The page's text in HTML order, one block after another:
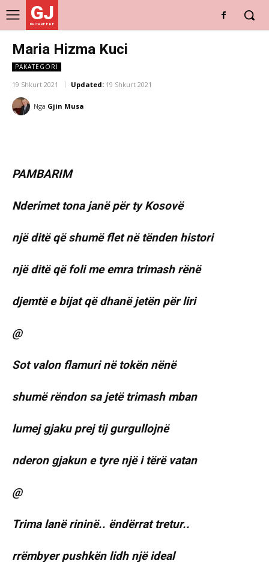
GJ
DRITARE E RE
Maria Hizma Kuci
PAKATEGORI
19 Shkurt 2021 Updated: 19 Shkurt 2021
Nga Gjin Musa
PAMBARIM
Nderimet tona janë për ty Kosovë
një ditë që shumë flet në tënden histori
një ditë që foli me emra trimash rënë
djemtë e bijat që dhanë jetën për liri
@
Sot valon flamuri në tokën nënë
shumë rëndon sa jetë trimash mban
lumej gjaku prej tij gurgullojnë
nderon gjakun e tyre një i tërë vatan
@
Trima lanë rininë.. ëndërrat tretur..
rrëmbyer pushkën lidh një ideal